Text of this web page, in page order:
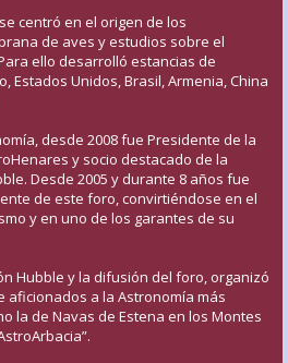
centró en el origen de los
de aves y estudios sobre el
ello desarrolló estancias de
Estados Unidos, Brasil, Armenia, China
desde 2008 fue Presidente de la
y socio destacado de la
Desde 2005 y durante 8 años fue
de este foro, convirtiéndose en el
y en uno de los garantes de su
Hubble y la difusión del foro, organizó
aficionados a la Astronomía más
la de Navas de Estena en los Montes